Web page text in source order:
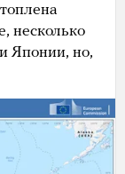
несколько
Японии, но,